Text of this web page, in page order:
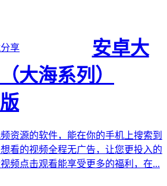
享
安卓大
大海系列）
资源的软件，能在你的手机上搜索到
看的视频全程无广告，让您更投入的
频点击观看能享受更多的福利，在...